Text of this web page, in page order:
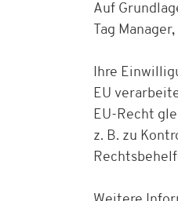
Auf
Tag
Ihre
EU
EU-Recht
z. B. zu